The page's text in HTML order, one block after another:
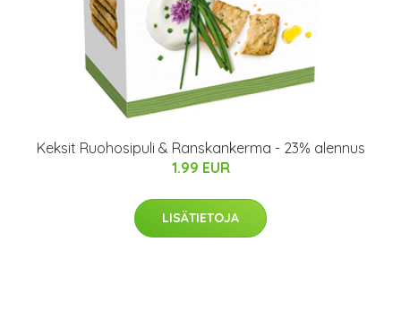
Keksit Ruohosipuli & Ranskankerma - 23% alennus
1.99 EUR
LISÄTIETOJA